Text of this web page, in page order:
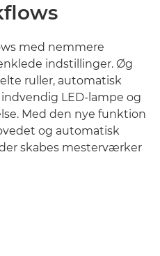
med nemmere
indstillinger. Øg
ruller, automatisk
LED-lampe og
Med den nye funktion
og automatisk
skabes mesterværker